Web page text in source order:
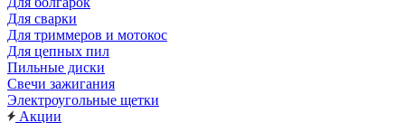
Для сварки
Для триммеров и мотокос
Для цепных пил
Пильные диски
Свечи зажигания
Электроугольные щетки
Акции